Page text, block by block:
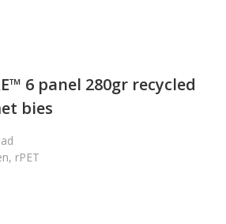
6 panel 280gr recycled
bies
rPET